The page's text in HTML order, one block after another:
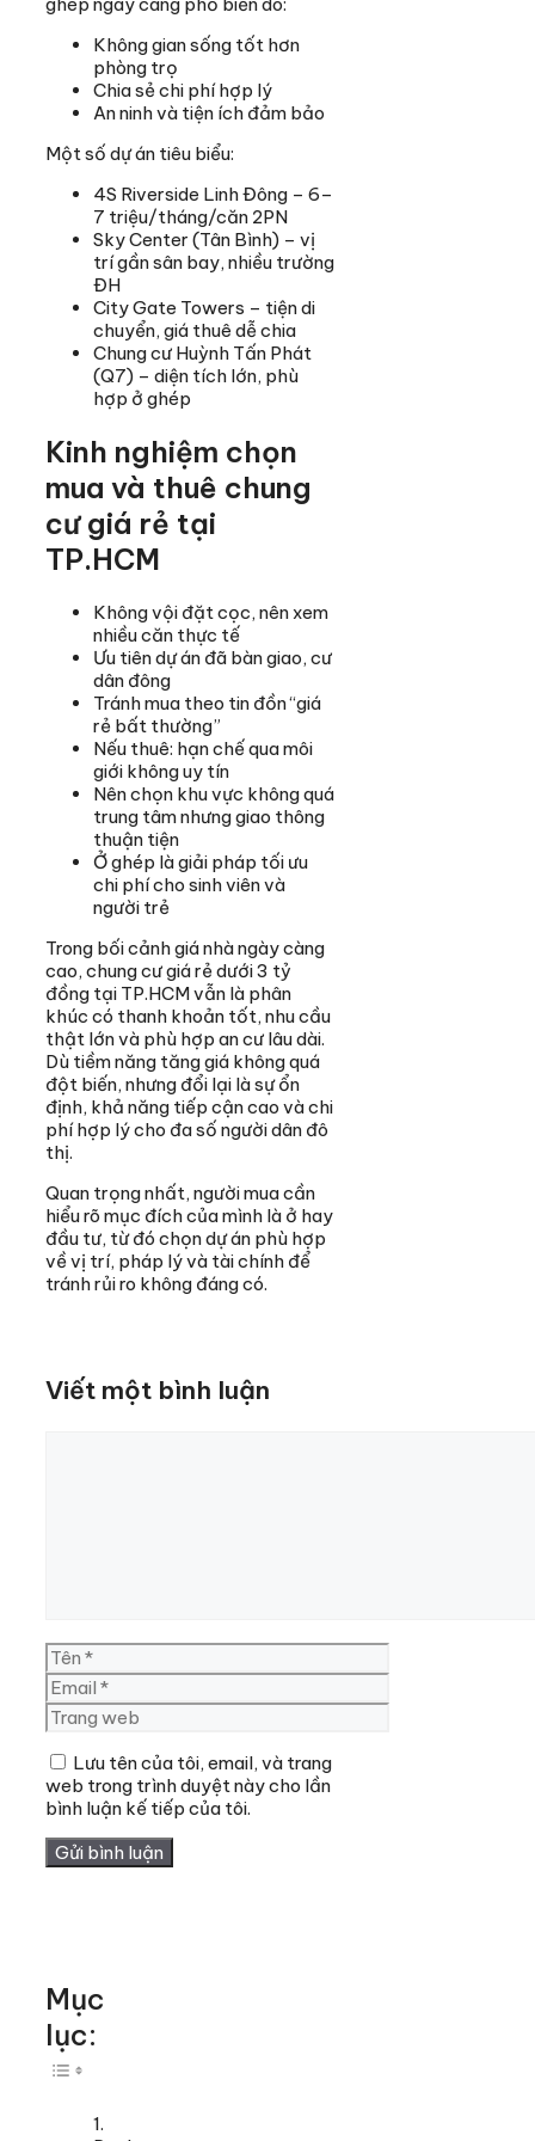
Không gian sống tốt hơn
phòng trọ
Chia sẻ chi phí hợp lý
An ninh và tiện ích đảm bảo
Một số dự án tiêu biểu:
4S Riverside Linh Đông – 6–
7 triệu/tháng/căn 2PN
Sky Center (Tân Bình) – vị
trí gần sân bay, nhiều trường
ĐH
City Gate Towers – tiện di
chuyển, giá thuê dễ chia
Chung cư Huỳnh Tấn Phát
(Q7) – diện tích lớn, phù
hợp ở ghép
Kinh nghiệm chọn
mua và thuê chung
cư giá rẻ tại
TP.HCM
Không vội đặt cọc, nên xem
nhiều căn thực tế
Ưu tiên dự án đã bàn giao, cư
dân đông
Tránh mua theo tin đồn “giá
rẻ bất thường”
Nếu thuê: hạn chế qua môi
giới không uy tín
Nên chọn khu vực không quá
trung tâm nhưng giao thông
thuận tiện
Ở ghép là giải pháp tối ưu
chi phí cho sinh viên và
người trẻ
Trong bối cảnh giá nhà ngày càng
cao, chung cư giá rẻ dưới 3 tỷ
đồng tại TP.HCM vẫn là phân
khúc có thanh khoản tốt, nhu cầu
thật lớn và phù hợp an cư lâu dài.
Dù tiềm năng tăng giá không quá
đột biến, nhưng đổi lại là sự ổn
định, khả năng tiếp cận cao và chi
phí hợp lý cho đa số người dân đô
thị.
Quan trọng nhất, người mua cần
hiểu rõ mục đích của mình là ở hay
đầu tư, từ đó chọn dự án phù hợp
về vị trí, pháp lý và tài chính để
tránh rủi ro không đáng có.
Viết một bình luận
Tên
Email
Trang
web
Lưu tên của tôi, email, và trang
web trong trình duyệt này cho lần
bình luận kế tiếp của tôi.
Mục
lục: